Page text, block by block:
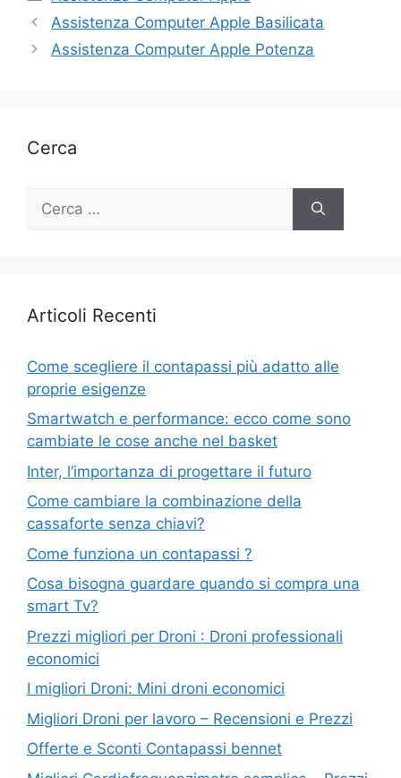
Assistenza Computer Apple Basilicata
Assistenza Computer Apple Potenza
Cerca
per:
Articoli Recenti
Come scegliere il contapassi più adatto alle
proprie esigenze
Smartwatch e performance: ecco come sono
cambiate le cose anche nel basket
Inter, l’importanza di progettare il futuro
Come cambiare la combinazione della
cassaforte senza chiavi?
Come funziona un contapassi ?
Cosa bisogna guardare quando si compra una
smart Tv?
Prezzi migliori per Droni : Droni professionali
economici
I migliori Droni: Mini droni economici
Migliori Droni per lavoro – Recensioni e Prezzi
Offerte e Sconti Contapassi bennet